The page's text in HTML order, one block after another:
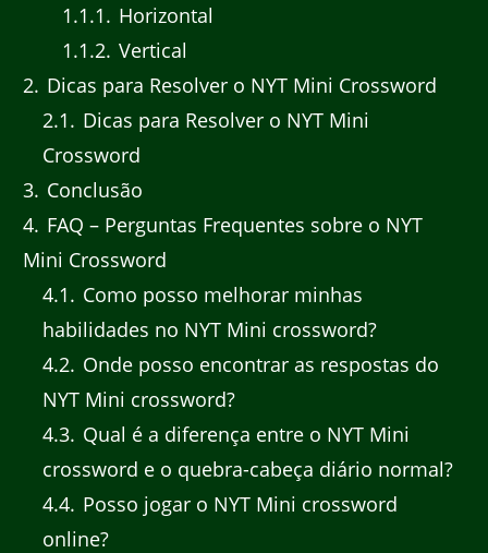
1.1.1
Horizontal
1.1.2 Vertical
2 Dicas para Resolver o NYT Mini Crossword
2.1
Dicas para Resolver o NYT Mini
Crossword
3 Conclusão
4 FAQ – Perguntas Frequentes sobre o NYT
Mini Crossword
4.1
Como posso melhorar minhas
habilidades no NYT Mini crossword?
4.2 Onde posso encontrar as respostas do
NYT Mini crossword?
4.3 Qual é a diferença entre o NYT Mini
crossword e o quebra-cabeça diário normal?
4.4 Posso jogar o NYT Mini crossword
online?